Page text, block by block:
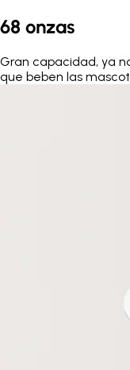
68 onzas
Gran capacidad, ya
que beben las